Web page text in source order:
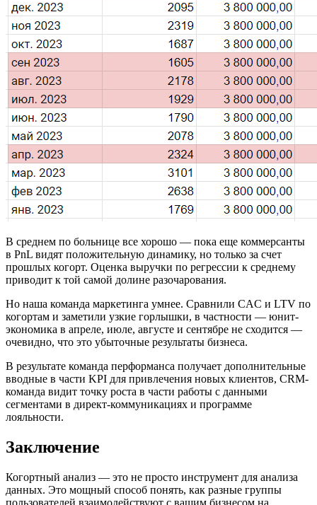
В среднем по больнице все хорошо — пока еще коммерсанты
в PnL видят положительную динамику, но только за счет
прошлых когорт. Оценка выручки по регрессии к среднему
приводит к той самой долине разочарования.
Но наша команда маркетинга умнее. Сравнили CAC и LTV по
когортам и заметили узкие горлышки, в частности — юнит-
экономика в апреле, июле, августе и сентябре не сходится —
очевидно, что это убыточные результаты бизнеса.
В результате команда перформанса получает дополнительные
вводные в части KPI для привлечения новых клиентов, CRM-
команда видит точку роста в части работы с данными
сегментами в директ-коммуникациях и программе
лояльности.
Заключение
Когортный анализ — это не просто инструмент для анализа
данных. Это мощный способ понять, как разные группы